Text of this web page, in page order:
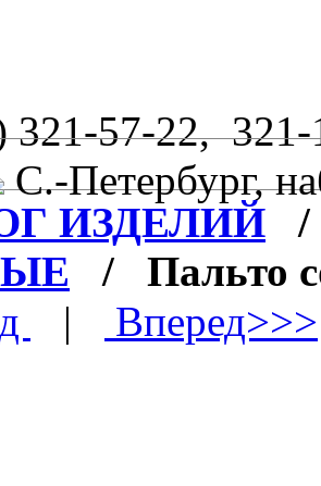
57-22,
С.-Петербург,
ИЗДЕЛИЙ
/ Пальто
|
Вперед>>>